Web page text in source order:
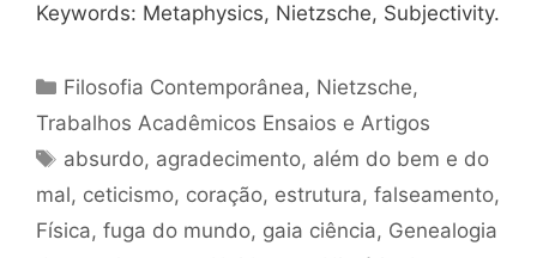
Keywords: Metaphysics, Nietzsche, Subjectivity.
Categorias
Filosofia Contemporânea, Nietzsche,
Trabalhos Acadêmicos Ensaios e Artigos
Tags
absurdo, agradecimento, além do bem e do
mal, ceticismo, coração, estrutura, falseamento,
Física, fuga do mundo, gaia ciência, Genealogia